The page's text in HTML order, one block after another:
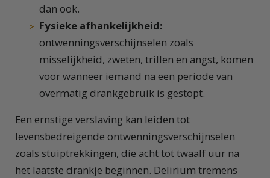
dan ook.
Fysieke afhankelijkheid:
ontwenningsverschijnselen zoals
misselijkheid, zweten, trillen en angst, komen
voor wanneer iemand na een periode van
overmatig drankgebruik is gestopt.
Een ernstige verslaving kan leiden tot
levensbedreigende ontwenningsverschijnselen
zoals stuiptrekkingen, die acht tot twaalf uur na
het laatste drankje beginnen. Delirium tremens